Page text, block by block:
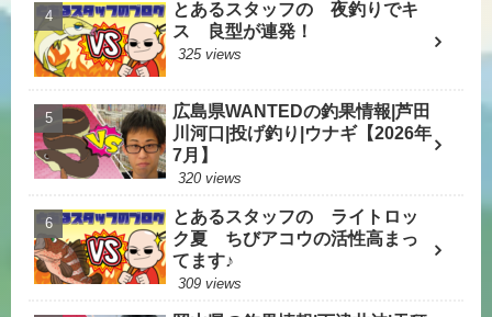
とあるスタッフの 夜釣りでキ
ス 良型が連発！
325 views
広島県WANTEDの釣果情報|芦田
川河口|投げ釣り|ウナギ【2026年
7月】
320 views
とあるスタッフの ライトロッ
ク夏 ちびアコウの活性高まっ
てます♪
309 views